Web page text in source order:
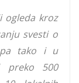
ogleda kroz
svesti o
pa tako i u
preko 500